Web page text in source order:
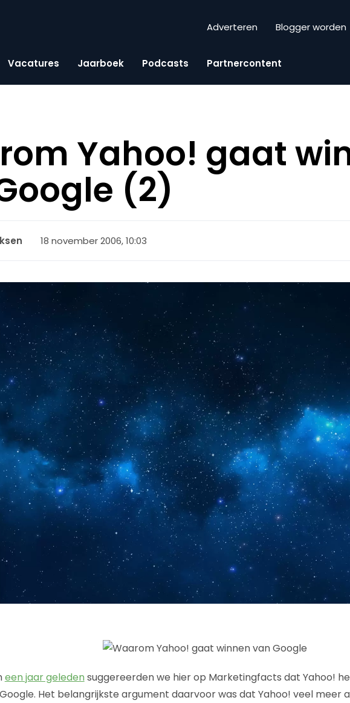
Adverteren Blogger worden
Vacatures Jaarboek Podcasts Partnercontent
Yahoo! gaat
(2)
18 november 2006, 10:03
een jaar geleden suggereerden we hier op Marketingfacts dat Yahoo!
Het belangrijkste argument daarvoor was dat Yahoo! veel meer